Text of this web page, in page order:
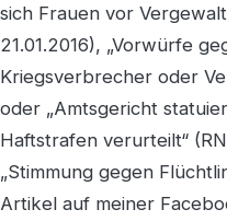
sich Frauen vor
21.01.2016), „Vorwürfe
Kriegsverbrecher oder
oder „Amtsgericht
Haftstrafen verurteilt“
„Stimmung gegen
Artikel auf meiner